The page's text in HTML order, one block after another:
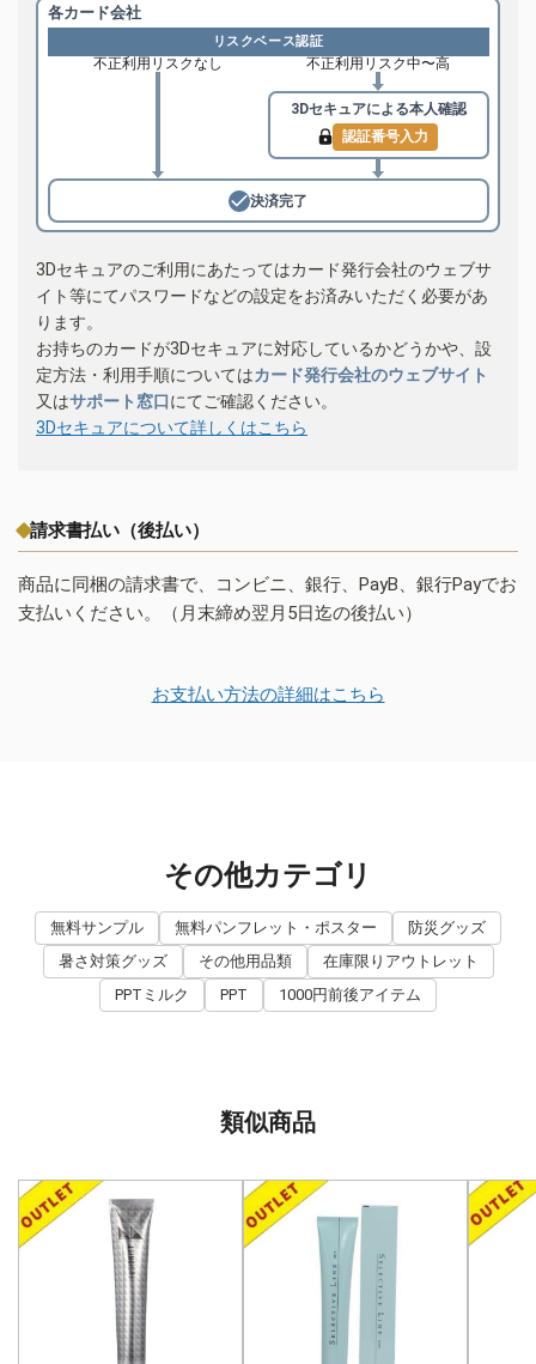
各カード会社
リスクベース認証
不正利用リスクなし 不正利用リスク中〜高
3Dセキュアによる本人確認
認証番号入力
決済完了
3Dセキュアのご利用にあたってはカード発行会社のウェブサ
イト等にてパスワードなどの設定をお済みいただく必要があ
ります。
お持ちのカードが3Dセキュアに対応しているかどうかや、設
定方法・利用手順についてはカード発行会社のウェブサイト
又はサポート窓口にてご確認ください。
3Dセキュアについて詳しくはこちら
請求書払い（後払い）
商品に同梱の請求書で、コンビニ、銀行、PayB、銀行Payでお
支払いください。（月末締め翌月5日迄の後払い）
お支払い方法の詳細はこちら
その他カテゴリ
無料サンプル 無料パンフレット・ポスター
防災グッズ
暑さ対策グッズ
その他用品類
在庫限りアウトレット
PPTミルク
PPT 1000円前後アイテム
類似商品